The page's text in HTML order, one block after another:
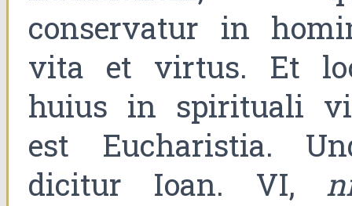
conservatur in
vita et virtus. Et
huius in spirituali
est Eucharistia.
dicitur Ioan. VI,